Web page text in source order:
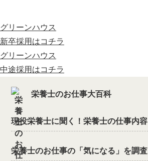
グリーンハウス
新卒採用はコチラ
グリーンハウス
中途採用はコチラ
栄養士のお仕事大百科
現役栄養士に聞く！栄養士の仕事内容
栄養士のお仕事の「気になる」を調査